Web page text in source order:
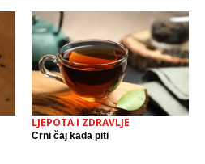
LJEPOTA I ZDRAVLJE
Crni čaj kada piti